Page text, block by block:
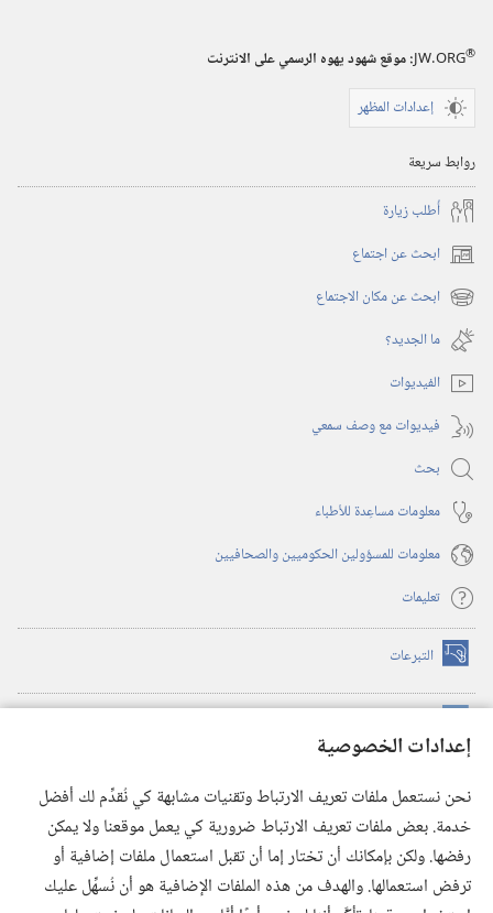
إعدادات الخصوصية
نحن نستعمل ملفات تعريف الارتباط وتقنيات مشابهة كي نُقدِّم لك أفضل
خدمة. بعض ملفات تعريف الارتباط ضرورية كي يعمل موقعنا ولا يمكن
رفضها. ولكن بإمكانك أن تختار إما أن تقبل استعمال ملفات إضافية أو
ترفض استعمالها. والهدف من هذه الملفات الإضافية هو أن نُسهِّل عليك
JW.ORG®
:‏ موقع شهود يهوه الرسمي على الانترنت
إعدادات المظهر
روابط سريعة
أُطلب زيارة
ابحث عن اجتماع (يفتح
نافذة ابحث عن مكان الاجتماع (يفتح
نافذة
جديدة)
ما الجديد؟‏
الفيديوات
فيديوات مع وصف سمعي
بحث
معلومات مساعِدة للأطباء
معلومات للمسؤولين الحكوميين والصحافيين
تعليمات
التبرعات (يفتح
نافذة
(يفتح
نافذة
(يفتح
نافذة
جديدة) تطبيق ®
JW Library
مكتبة برج المراقبة